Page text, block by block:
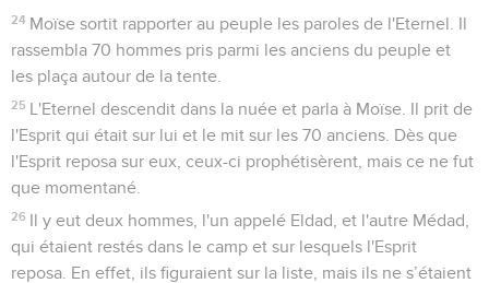
24 Moïse sortit rapporter au peuple les paroles de l'Eternel. Il
rassembla 70 hommes pris parmi les anciens du peuple et
les plaça autour de la tente.
25 L'Eternel descendit dans la nuée et parla à Moïse. Il prit de
l'Esprit qui était sur lui et le mit sur les 70 anciens. Dès que
l'Esprit reposa sur eux, ceux-ci prophétisèrent, mais ce ne fut
que momentané.
26 Il y eut deux hommes, l'un appelé Eldad, et l'autre Médad,
qui étaient restés dans le camp et sur lesquels l'Esprit
reposa. En effet, ils figuraient sur la liste, mais ils ne s’étaient